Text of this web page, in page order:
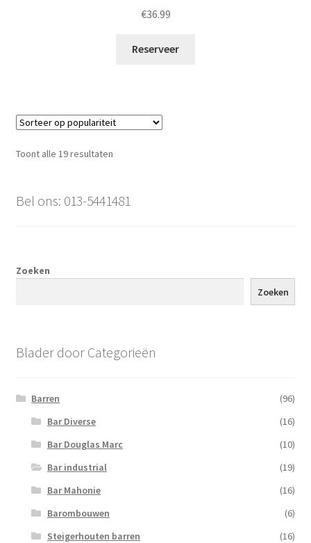
€36.99
Reserveer
Toont alle 19 resultatenGesorteerd
Bel ons: 013-5441481
Zoeken
Zoeken
Blader door Categorieën
Barren
(96)
Bar Diverse
(16)
Bar Douglas Marc
(10)
Bar industrial
(19)
Bar Mahonie
(16)
Barombouwen
(6)
Steigerhouten barren
(16)